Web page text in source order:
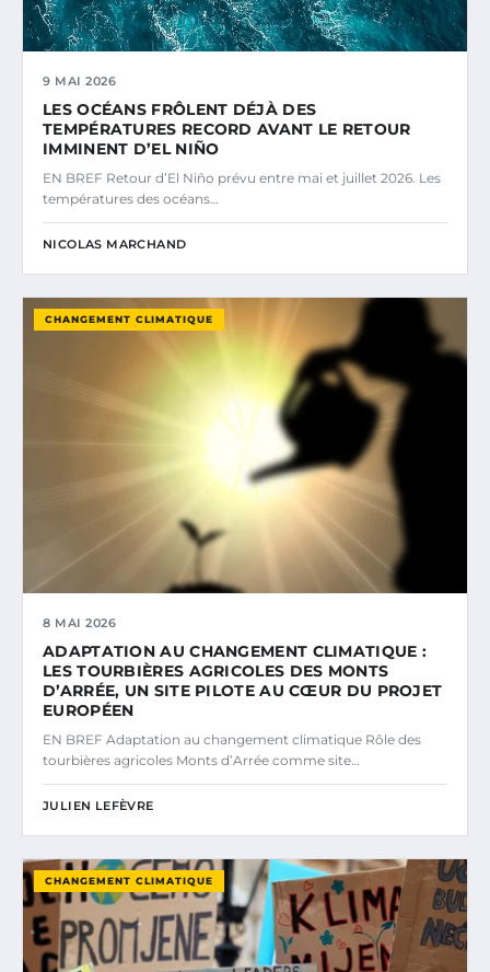
9 MAI 2026
LES OCÉANS FRÔLENT DÉJÀ DES
TEMPÉRATURES RECORD AVANT LE RETOUR
IMMINENT D’EL NIÑO
EN BREF Retour d’El Niño prévu entre mai et juillet 2026. Les
températures des océans…
NICOLAS MARCHAND
CHANGEMENT CLIMATIQUE
8 MAI 2026
ADAPTATION AU CHANGEMENT CLIMATIQUE :
LES TOURBIÈRES AGRICOLES DES MONTS
D’ARRÉE, UN SITE PILOTE AU CŒUR DU PROJET
EUROPÉEN
EN BREF Adaptation au changement climatique Rôle des
tourbières agricoles Monts d’Arrée comme site…
JULIEN LEFÈVRE
CHANGEMENT CLIMATIQUE